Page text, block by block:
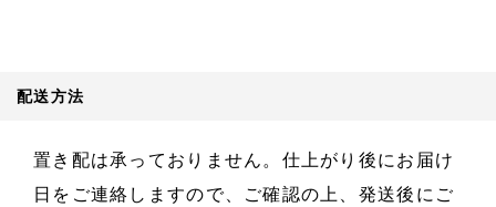
配送方法
置き配は承っておりません。仕上がり後にお届け
日をご連絡しますので、ご確認の上、発送後にご